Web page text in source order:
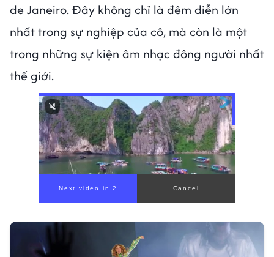
de Janeiro. Đây không chỉ là đêm diễn lớn
nhất trong sự nghiệp của cô, mà còn là một
trong những sự kiện âm nhạc đông người nhất
thế giới.
00:00/ 00:59